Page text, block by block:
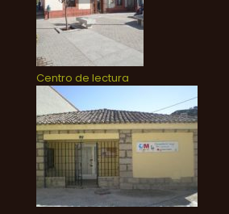
Centro de lectura